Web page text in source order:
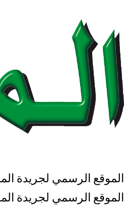
الموقع الرسمي لجريدة
الموقع الرسمي لجريدة